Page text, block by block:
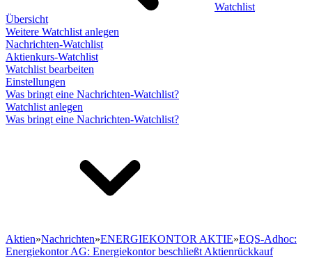
Watchlist
Übersicht
Weitere Watchlist anlegen
Nachrichten-Watchlist
Aktienkurs-Watchlist
Watchlist bearbeiten
Einstellungen
Was bringt eine Nachrichten-Watchlist?
Watchlist anlegen
Was bringt eine Nachrichten-Watchlist?
Aktien»Nachrichten»ENERGIEKONTOR AKTIE»EQS-Adhoc:
Energiekontor AG: Energiekontor beschließt Aktienrückkauf